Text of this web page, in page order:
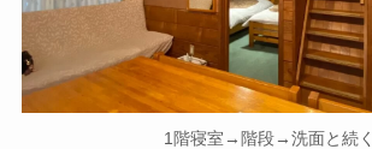
1階寝室→階段→洗面と続く